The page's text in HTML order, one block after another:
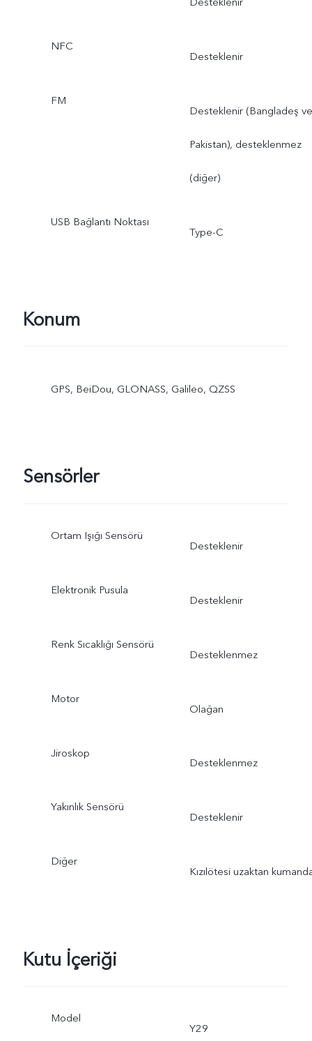
NFC
Desteklenir
FM
Desteklenir (Bangladeş ve
Pakistan), desteklenmez
(diğer)
USB Bağlantı Noktası
Type-C
Konum
GPS, BeiDou, GLONASS, Galileo, QZSS
Sensörler
Ortam Işığı Sensörü
Desteklenir
Elektronik Pusula
Desteklenir
Renk Sıcaklığı Sensörü
Desteklenmez
Motor
Olağan
Jiroskop
Desteklenmez
Yakınlık Sensörü
Desteklenir
Diğer
Kızılötesi uzaktan
Kutu İçeriği
Model
Y29